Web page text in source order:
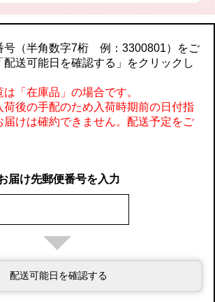
号（半角数字7桁 例：3300801）をご
配送可能日を確認する」をクリックし
「在庫品」の場合です。
荷後の手配のため入荷時期前の日付指
届けは確約できません。配送予定をご
届け先郵便番号を入力
配送可能日を確認する